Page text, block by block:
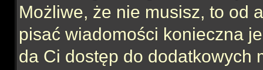
Możliwe, że nie musisz, to od
pisać wiadomości konieczna
da Ci dostęp do dodatkowych